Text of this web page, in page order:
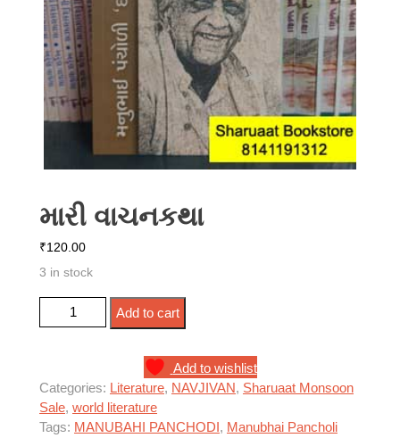
મારી વાચનકથા
₹120.00
3 in stock
મારી વાચનકથા quantity
Add to cart
Add to wishlist
Categories: Literature, NAVJIVAN, Sharuaat Monsoon
Sale, world literature
Tags: MANUBAHI PANCHODI, Manubhai Pancholi